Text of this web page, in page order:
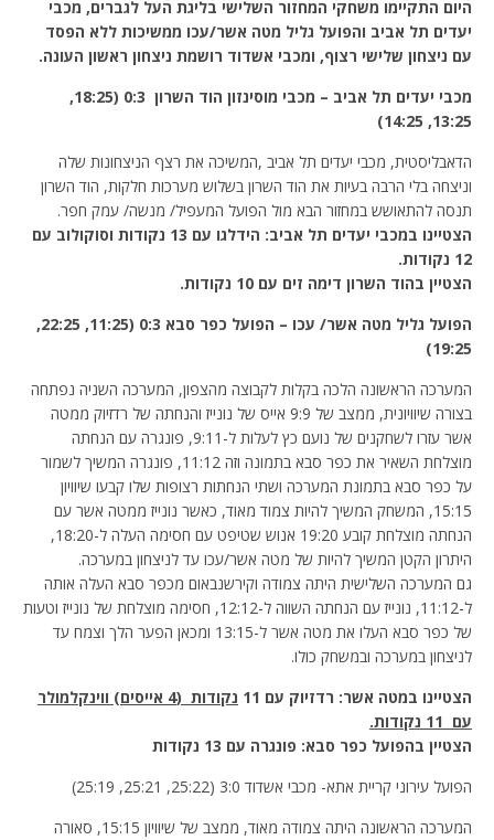
היום התקיימו משחקי המחזור השלישי בליגת העל לגברים, מכבי
יעדים תל אביב והפועל גליל מטה אשר/עכו ממשיכות ללא הפסד
עם ניצחון שלישי רצוף, ומכבי אשדוד רושמת ניצחון ראשון העונה.
מכבי יעדים תל אביב – מכבי מוסינזון הוד השרון 0:3 (18:25,
13:25, 14:25)
הדאבליסטית, מכבי יעדים תל אביב ,המשיכה את רצף הניצחונות שלה
וניצחה בלי הרבה בעיות את הוד השרון בשלוש מערכות חלקות, הוד השרון
תנסה להתאושש במחזור הבא מול הפועל המעפיל/ מנשה/ עמק חפר.
הצטיינו במכבי יעדים תל אביב: הידלגו עם 13 נקודות וסוקולוב עם
12 נקודות.
הצטיין בהוד השרון דימה זים עם 10 נקודות.
הפועל גליל מטה אשר/ עכו – הפועל כפר סבא 0:3 (11:25, 22:25,
19:25)
המערכה הראשונה הלכה בקלות לקבוצה מהצפון, המערכה השניה נפתחה
בצורה שיוויונית, ממצב של 9:9 אייס של נונייז והנחתה של רדזיוק ממטה
אשר עזרו לשחקנים של נועם כץ לעלות ל-9:11, פונגרה עם הנחתה
מוצלחת השאיר את כפר סבא בתמונה וזה 11:12, פונגרה המשיך לשמור
על כפר סבא בתמונת המערכה ושתי הנחתות רצופות שלו קבעו שיוויון
15:15, המשחק המשיך להיות צמוד מאוד, כאשר נונייז ממטה אשר עם
הנחתה מוצלחת קובע 19:20 אנוש שטיפט עם חסימה העלה ל-18:20,
היתרון הקטן המשיך להיות של מטה אשר/עכו עד לניצחון במערכה.
גם המערכה השלישית היתה צמודה וקירשנבאום מכפר סבא העלה אותה
ל-11:12, נונייז עם הנחתה השווה ל-12:12, חסימה מוצלחת של נונייז וטעות
של כפר סבא העלו את מטה אשר ל-13:15 ומכאן הפער הלך וצמח עד
לניצחון במערכה ובמשחק כולו.
הצטיינו במטה אשר: רדזיוק עם 11
נקודות (4 אייסים) ווינקלמולר
עם 11 נקודות.
הצטיין בהפועל כפר סבא: פונגרה עם 13 נקודות
הפועל עירוני קריית אתא- מכבי אשדוד 3:0 (25:22, 25:21, 25:19)
המערכה הראשונה היתה צמודה מאוד, ממצב של שיוויון 15:15, סאורה